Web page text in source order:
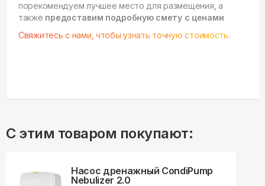
порекомендуем лучшее место для размещения, а
также предоставим подробную смету с ценами
Свяжитесь с нами, чтобы узнать точную стоимость.
С этим товаром покупают:
Насос дренажный CondiPump
Nebulizer 2.0